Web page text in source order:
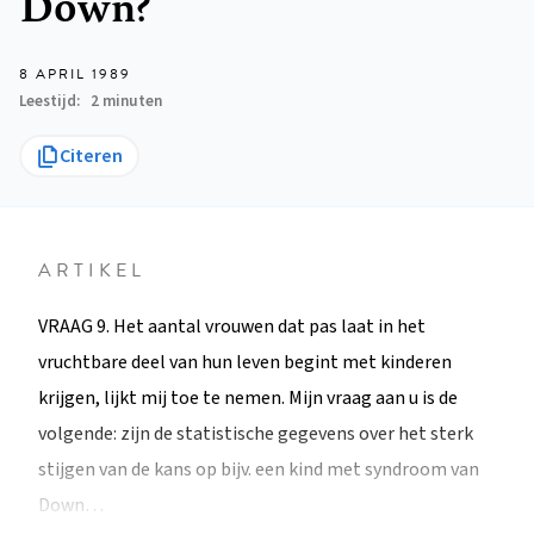
8 APRIL 1989
Leestijd
2 minuten
Citeren
ARTIKEL
VRAAG 9. Het aantal vrouwen dat pas laat in het
vruchtbare deel van hun leven begint met kinderen
krijgen, lijkt mij toe te nemen. Mijn vraag aan u is de
volgende: zijn de statistische gegevens over het sterk
stijgen van de kans op bijv. een kind met syndroom van
Down…